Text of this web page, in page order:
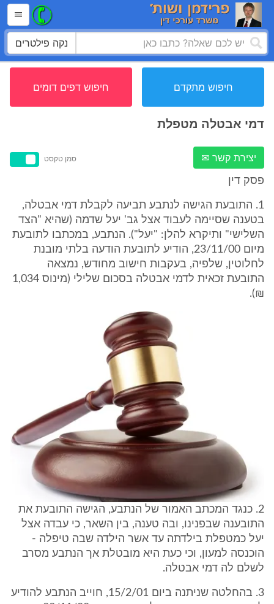
נקה פילטרים
חיפוש מתקדם חיפוש דפים דומים
דמי אבטלה מטפלת
יצירת קשר ✉ סמן טקסט
פסק דין
1. התובעת הגישה לנתבע תביעה לקבלת דמי אבטלה,
בטענה שסיימה לעבוד אצל גב' יעל שדמה (שהיא "הצד
השלישי" ותיקרא להלן: "יעל"). הנתבע, במכתבו לתובעת
מיום 23/11/00, הודיע לתובעת הודעה בלתי מובנת
לחלוטין, שלפיה, בעקבות חישוב מחודש, נמצאה
התובעת זכאית לדמי אבטלה בסכום שלילי (מינוס 1,034
₪).
2. כנגד המכתב האמור של הנתבע, הגישה התובעת את
התובענה שבפנינו, ובה טענה, בין השאר, כי עבדה אצל
יעל כמטפלת בילדתה עד אשר הילדה שבה טיפלה -
הוכנסה למעון, וכי כעת היא מובטלת אך הנתבע מסרב
לשלם לה דמי אבטלה.
3. בהחלטה שניתנה ביום 15/2/01, חוייב הנתבע להודיע